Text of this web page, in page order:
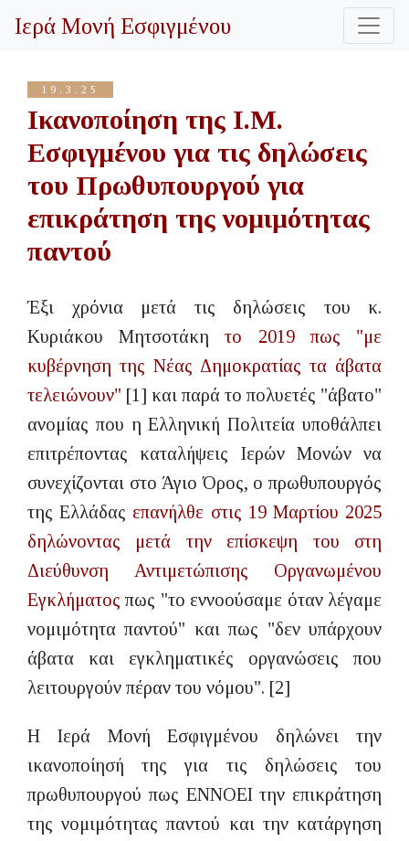
19.3.25
Ικανοποίηση της Ι.Μ.
Εσφιγμένου για τις δηλώσεις
του Πρωθυπουργού για
επικράτηση της νομιμότητας
παντού
Έξι χρόνια μετά τις δηλώσεις του κ.
Κυριάκου Μητσοτάκητο 2019 πως "με
κυβέρνηση της Νέας Δημοκρατίας τα άβατα
τελειώνουν" [1] και παρά το πολυετές "άβατο"
ανομίας που η Ελληνική Πολιτεία υποθάλπει
επιτρέποντας καταλήψεις Ιερών Μονών να
συνεχίζονται στο Άγιο Όρος, ο πρωθυπουργός
της Ελλάδας επανήλθε στις 19 Μαρτίου 2025
δηλώνοντας μετά την επίσκεψη του στη
Διεύθυνση Αντιμετώπισης Οργανωμένου
Εγκλήματος πως "το εννοούσαμε όταν λέγαμε
νομιμότητα παντού" και πως "δεν υπάρχουν
άβατα και εγκληματικές οργανώσεις που
λειτουργούν πέραν του νόμου". [2]
Η Ιερά Μονή Εσφιγμένου δηλώνει την
ικανοποίησή της για τις δηλώσεις του
πρωθυπουργού πως ΕΝΝΟΕΙ την επικράτηση
της νομιμότητας παντού και την κατάργηση
Ιερά Μονή Εσφιγμένου